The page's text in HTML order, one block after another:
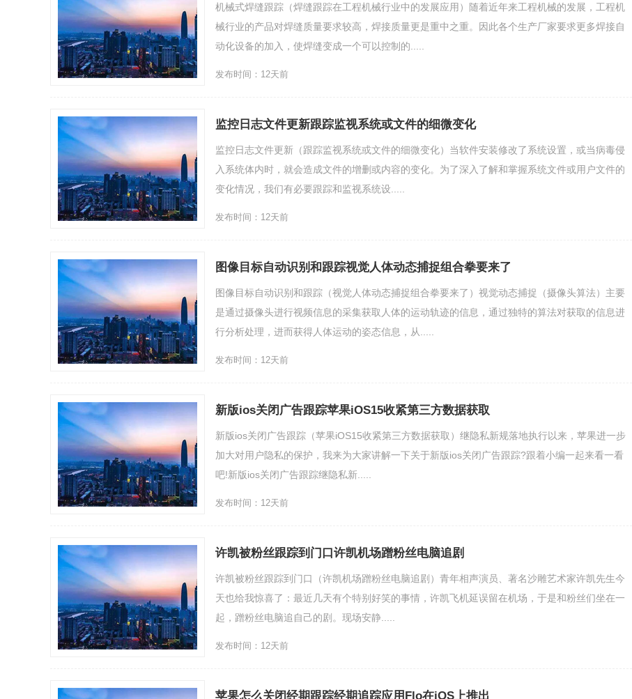
机械式焊缝跟踪（焊缝跟踪在工程机械行业中的发展应用）随着近年来工程机械的发展，工程机
械行业的产品对焊缝质量要求较高，焊接质量更是重中之重。因此各个生产厂家要求更多焊接自
动化设备的加入，使焊缝变成一个可以控制的.....
发布时间：12天前
监控日志文件更新跟踪监视系统或文件的细微变化
监控日志文件更新（跟踪监视系统或文件的细微变化）当软件安装修改了系统设置，或当病毒侵
入系统体内时，就会造成文件的增删或内容的变化。为了深入了解和掌握系统文件或用户文件的
变化情况，我们有必要跟踪和监视系统设.....
发布时间：12天前
图像目标自动识别和跟踪视觉人体动态捕捉组合拳要来了
图像目标自动识别和跟踪（视觉人体动态捕捉组合拳要来了）视觉动态捕捉（摄像头算法）主要
是通过摄像头进行视频信息的采集获取人体的运动轨迹的信息，通过独特的算法对获取的信息进
行分析处理，进而获得人体运动的姿态信息，从.....
发布时间：12天前
新版ios关闭广告跟踪苹果iOS15收紧第三方数据获取
新版ios关闭广告跟踪（苹果iOS15收紧第三方数据获取）继隐私新规落地执行以来，苹果进一步
加大对用户隐私的保护，我来为大家讲解一下关于新版ios关闭广告跟踪?跟着小编一起来看一看
吧!新版ios关闭广告跟踪继隐私新.....
发布时间：12天前
许凯被粉丝跟踪到门口许凯机场蹭粉丝电脑追剧
许凯被粉丝跟踪到门口（许凯机场蹭粉丝电脑追剧）青年相声演员、著名沙雕艺术家许凯先生今
天也给我惊喜了：最近几天有个特别好笑的事情，许凯飞机延误留在机场，于是和粉丝们坐在一
起，蹭粉丝电脑追自己的剧。现场安静.....
发布时间：12天前
苹果怎么关闭经期跟踪经期追踪应用Flo在iOS上推出